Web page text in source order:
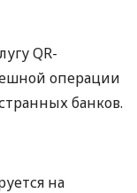
QR-
операции
банков.
на